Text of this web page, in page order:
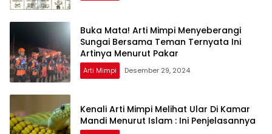
Buka Mata! Arti Mimpi Menyeberangi
Sungai Bersama Teman Ternyata Ini
Artinya Menurut Pakar
Arti Mimpi Desember 29, 2024
Kenali Arti Mimpi Melihat Ular Di Kamar
Mandi Menurut Islam : Ini Penjelasannya